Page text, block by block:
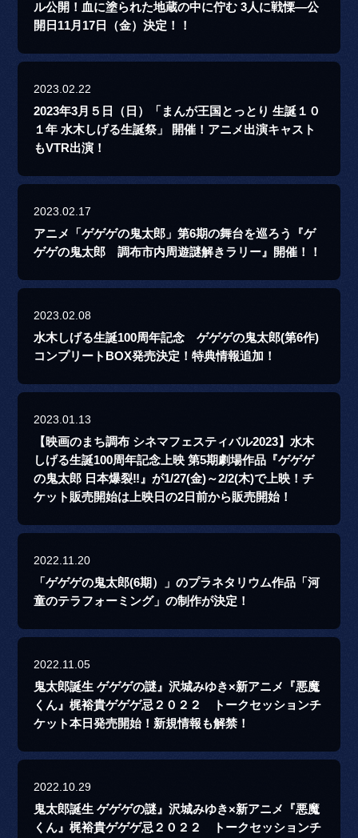
ル公開！血に塗られた地蔵の中に佇む 3人に戦慄―公
開日11月17日（金）決定！！
2023.02.22
2023年3月５日（日）「まんが王国とっとり 生誕１０
１年 水木しげる生誕祭」 開催！アニメ出演キャスト
もVTR出演！
2023.02.17
アニメ「ゲゲゲの鬼太郎」第6期の舞台を巡ろう『ゲ
ゲゲの鬼太郎 調布市内周遊謎解きラリー』開催！！
2023.02.08
水木しげる生誕100周年記念 ゲゲゲの鬼太郎(第6作)
コンプリートBOX発売決定！特典情報追加！
2023.01.13
【映画のまち調布 シネマフェスティバル2023】水木
しげる生誕100周年記念上映 第5期劇場作品『ゲゲゲ
の鬼太郎 日本爆裂‼』が1/27(金)～2/2(木)で上映！チ
ケット販売開始は上映日の2日前から販売開始！
2022.11.20
「ゲゲゲの鬼太郎(6期）」のプラネタリウム作品「河
童のテラフォーミング」の制作が決定！
2022.11.05
鬼太郎誕生 ゲゲゲの謎』沢城みゆき×新アニメ『悪魔
くん』梶裕貴ゲゲゲ忌２０２２ トークセッションチ
ケット本日発売開始！新規情報も解禁！
2022.10.29
鬼太郎誕生 ゲゲゲの謎』沢城みゆき×新アニメ『悪魔
くん』梶裕貴ゲゲゲ忌２０２２ トークセッションチ